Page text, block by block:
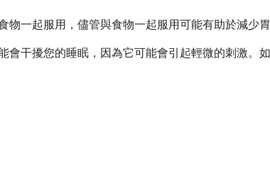
一起服用，儘管與食物一起服用可能有助於減少
干擾您的睡眠，因為它可能會引起輕微的刺激。